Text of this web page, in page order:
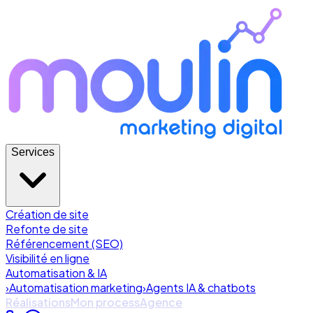
Services
Création de site
Refonte de site
Référencement (SEO)
Visibilité en ligne
Automatisation & IA
›Automatisation marketing›Agents IA & chatbots
RéalisationsMon processAgence